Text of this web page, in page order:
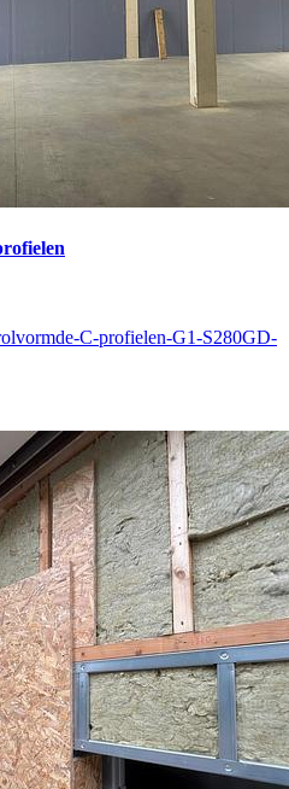
C-profielen-G1-S280GD-